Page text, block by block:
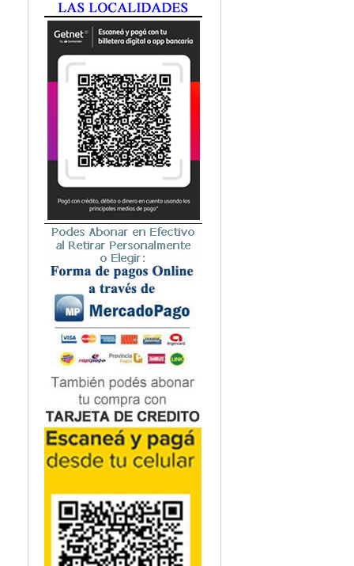
Hematología
Histología
Homeopatía
Infectología
Inmunología
Instrumentación Quirurgica
Medicina del Deporte / Rehabilitación
Medicina Emergencias / Urgencias
Medicina Forense / Legal
Medicina General
Medicina Interna
Microbiología
Nefrología
Neonatología / Pediatría
Neumología
Neuroanatomía / Neurociencia
Neurocirugía
Neurología
Nutrición
Odontología
Oftalmología
Oncología / Cuidados Paliativos
Ortopedía / Traumatología
Osteopatía
Otorrinolaringología
Podología
Psicología
Psiquiatría
Química